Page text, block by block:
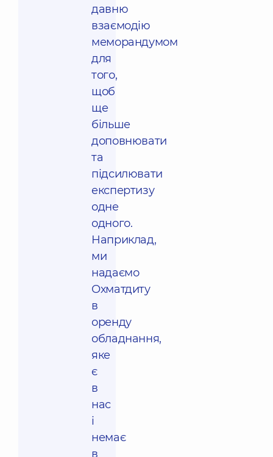
давню
взаємодію
меморандумом
для
того,
щоб
ще
більше
доповнювати
та
підсилювати
експертизу
одне
одного.
Наприклад,
ми
надаємо
Охматдиту
в
оренду
обладнання,
яке
є
в
нас
і
немає
в